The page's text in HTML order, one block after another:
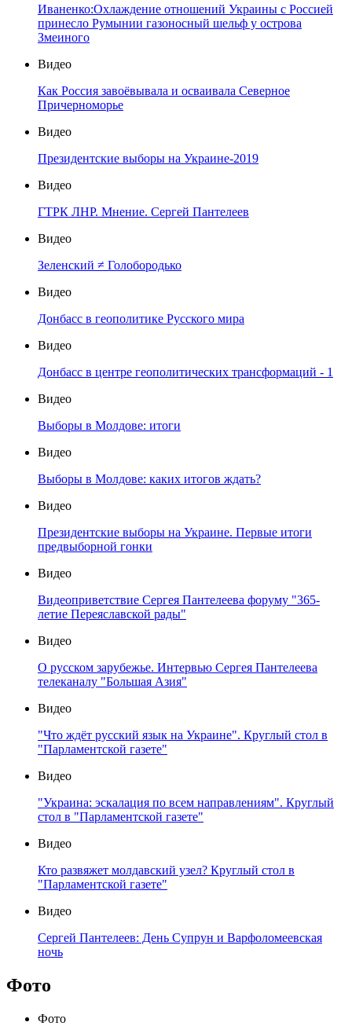
Иваненко:Охлаждение отношений Украины с Россией
принесло Румынии газоносный шельф у острова
Змеиного
Видео
Как Россия завоёвывала и осваивала Северное
Причерноморье
Видео
Президентские выборы на Украине-2019
Видео
ГТРК ЛНР. Мнение. Сергей Пантелеев
Видео
Зеленский ≠ Голобородько
Видео
Донбасс в геополитике Русского мира
Видео
Донбасс в центре геополитических трансформаций - 1
Видео
Выборы в Молдове: итоги
Видео
Выборы в Молдове: каких итогов ждать?
Видео
Президентские выборы на Украине. Первые итоги
предвыборной гонки
Видео
Видеоприветствие Сергея Пантелеева форуму "365-
летие Переяславской рады"
Видео
О русском зарубежье. Интервью Сергея Пантелеева
телеканалу "Большая Азия"
Видео
"Что ждёт русский язык на Украине". Круглый стол в
"Парламентской газете"
Видео
"Украина: эскалация по всем направлениям". Круглый
стол в "Парламентской газете"
Видео
Кто развяжет молдавский узел? Круглый стол в
"Парламентской газете"
Видео
Сергей Пантелеев: День Супрун и Варфоломеевская
ночь
Фото
Фото